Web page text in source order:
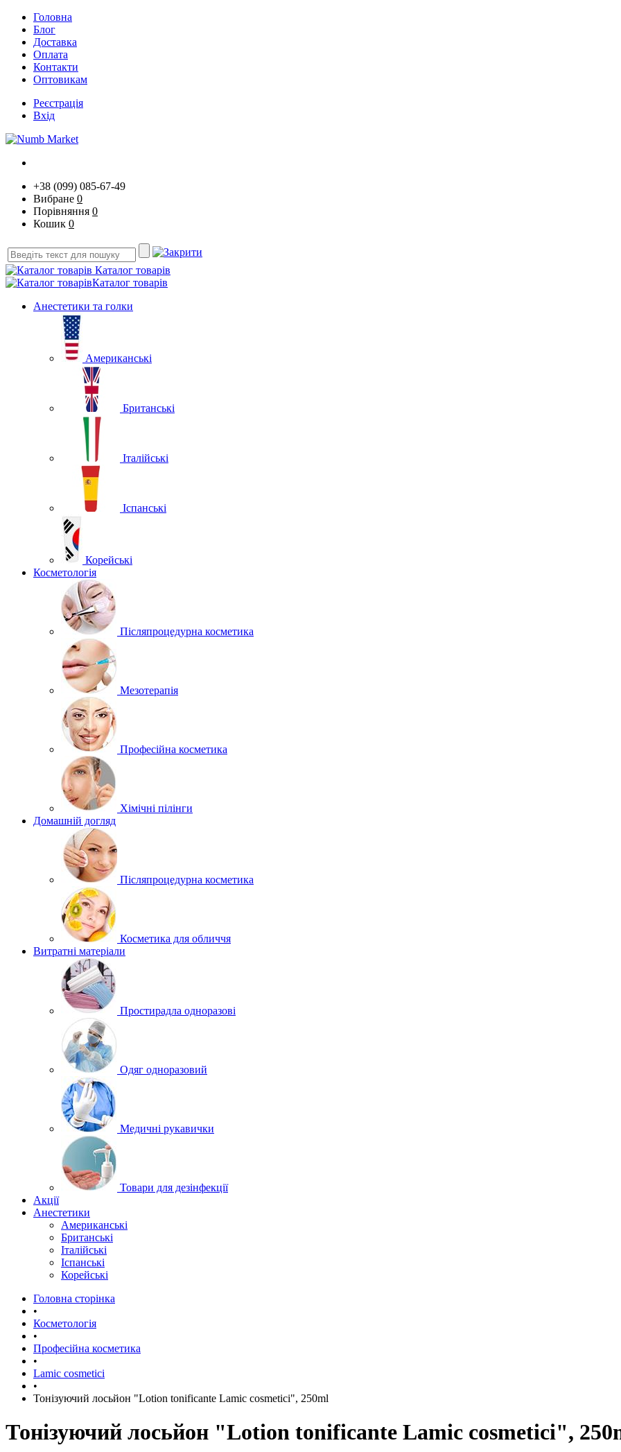
Головна
Блог
Доставка
Оплата
Контакти
Оптовикам
Реєстрація
Вхід
+38 (099) 085-67-49
Вибране 0
Порівняння 0
Кошик 0
Каталог товарів
Каталог товарів
Анестетики та голки
Американські
Британські
Італійські
Іспанські
Корейські
Косметологія
Післяпроцедурна косметика
Мезотерапія
Професійна косметика
Хімічні пілінги
Домашній догляд
Післяпроцедурна косметика
Косметика для обличчя
Витратні матеріали
Простирадла одноразові
Одяг одноразовий
Медичні рукавички
Товари для дезінфекції
Акції
Анестетики
Американські
Британські
Італійські
Іспанські
Корейські
Головна сторінка
•
Косметологія
•
Професійна косметика
•
Lamic cosmetici
•
Тонізуючий лосьйон "Lotion tonificante Lamic cosmetici", 250ml
Тонізуючий лосьйон "Lotion tonificante Lamic cosmetici",